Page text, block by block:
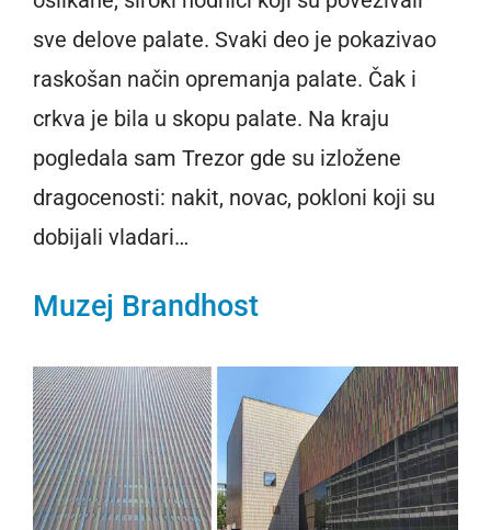
sve delove palate. Svaki deo je pokazivao
raskošan način opremanja palate. Čak i
crkva je bila u skopu palate. Na kraju
pogledala sam Trezor gde su izložene
dragocenosti: nakit, novac, pokloni koji su
dobijali vladari…
Muzej Brandhost